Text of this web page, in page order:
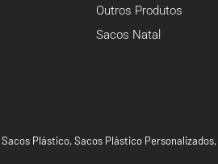
Outros Produtos
Sacos Natal
Sacos Plástico,Sacos Plástico Personalizados,